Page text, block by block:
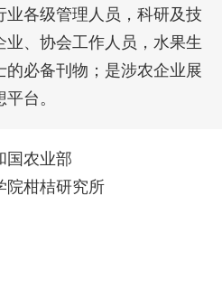
业各级管理人员，科研及技
、协会工作人员，水果生
的必备刊物；是涉农企业展
台。
国农业部
院柑桔研究所